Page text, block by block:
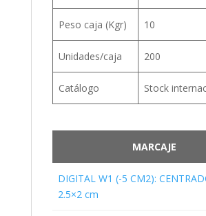
Peso caja (Kgr) 10
Unidades/caja 200
Catálogo Stock
MARCAJE
DIGITAL W1 (-5 CM2):
2.5×2 cm